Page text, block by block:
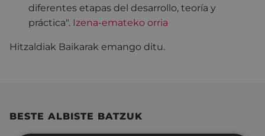
diferentes etapas del desarrollo, teoría y
práctica". Izena-emateko orria
Hitzaldiak Baikarak emango ditu.
BESTE ALBISTE BATZUK